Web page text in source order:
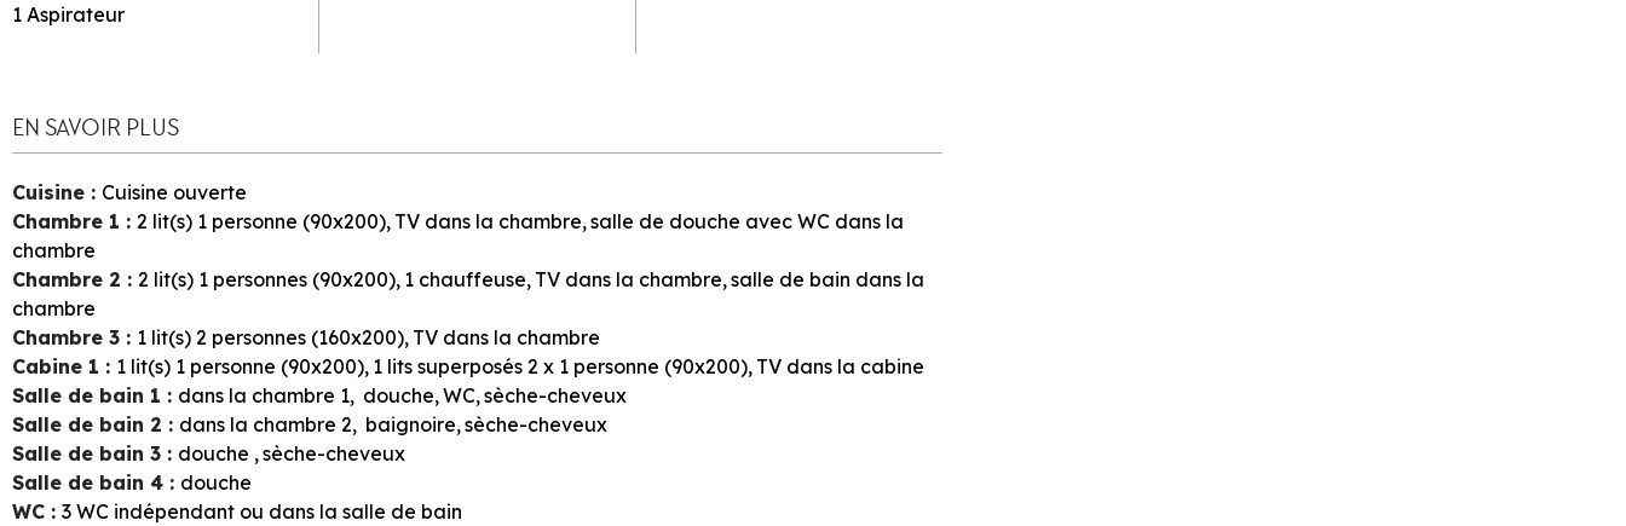
1 Aspirateur
EN SAVOIR PLUS
Cuisine : Cuisine ouverte
Chambre 1 : 2 lit(s) 1 personne (90x200) TV dans la chambre salle de douche avec WC dans la
chambre
Chambre 2 : 2 lit(s) 1 personnes (90x200) 1 chauffeuse TV dans la chambre salle de bain dans la
chambre
Chambre 3 : 1 lit(s) 2 personnes (160x200) TV dans la chambre
Cabine 1 : 1 lit(s) 1 personne (90x200) 1 lits superposés 2 x 1 personne (90x200) TV dans la cabine
Salle de bain 1 : dans la chambre 1 douche WC sèche-cheveux
Salle de bain 2 : dans la chambre 2 baignoire sèche-cheveux
Salle de bain 3 : douche sèche-cheveux
Salle de bain 4 : douche
WC : 3 WC indépendant ou dans la salle de bain